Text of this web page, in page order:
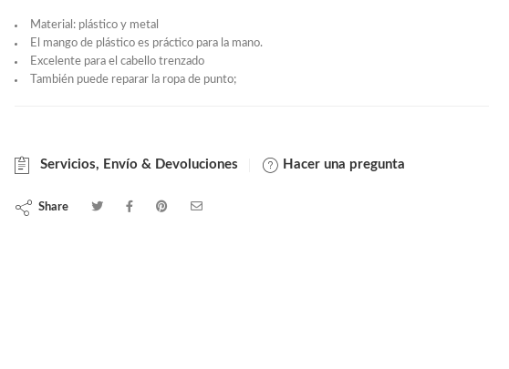
Material: plástico y metal
El mango de plástico es práctico para la mano.
Excelente para el cabello trenzado
También puede reparar la ropa de punto;
Servicios, Envío & Devoluciones Hacer una pregunta
Share